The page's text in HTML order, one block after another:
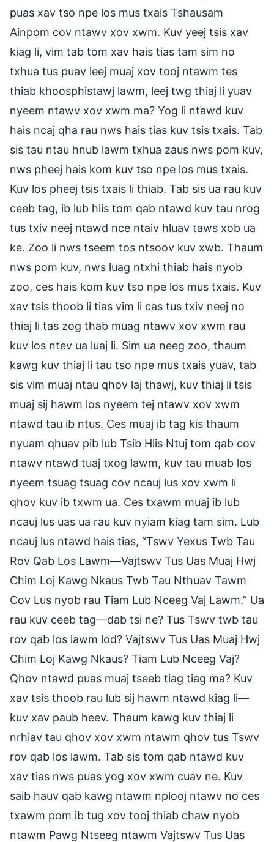
puas xav tso npe los mus txais Tshausam
Ainpom cov ntawv xov xwm. Kuv yeej tsis xav
kiag li, vim tab tom xav hais tias tam sim no
txhua tus puav leej muaj xov tooj ntawm tes
thiab khoosphistawj lawm, leej twg thiaj li yuav
nyeem ntawv xov xwm ma? Yog li ntawd kuv
hais ncaj qha rau nws hais tias kuv tsis txais. Tab
sis tau ntau hnub lawm txhua zaus nws pom kuv,
nws pheej hais kom kuv tso npe los mus txais.
Kuv los pheej tsis txais li thiab. Tab sis ua rau kuv
ceeb tag, ib lub hlis tom qab ntawd kuv tau nrog
tus txiv neej ntawd nce ntaiv hluav taws xob ua
ke. Zoo li nws tseem tos ntsoov kuv xwb. Thaum
nws pom kuv, nws luag ntxhi thiab hais nyob
zoo, ces hais kom kuv tso npe los mus txais. Kuv
xav tsis thoob li tias vim li cas tus txiv neej no
thiaj li tas zog thab muag ntawv xov xwm rau
kuv los ntev ua luaj li. Sim ua neeg zoo, thaum
kawg kuv thiaj li tau tso npe mus txais yuav, tab
sis vim muaj ntau qhov laj thawj, kuv thiaj li tsis
muaj sij hawm los nyeem tej ntawv xov xwm
ntawd tau ib ntus. Ces muaj ib tag kis thaum
nyuam qhuav pib lub Tsib Hlis Ntuj tom qab cov
ntawv ntawd tuaj txog lawm, kuv tau muab los
nyeem tsuag tsuag cov ncauj lus xov xwm li
qhov kuv ib txwm ua. Ces txawm muaj ib lub
ncauj lus uas ua rau kuv nyiam kiag tam sim. Lub
ncauj lus ntawd hais tias, “Tswv Yexus Twb Tau
Rov Qab Los Lawm—Vajtswv Tus Uas Muaj Hwj
Chim Loj Kawg Nkaus Twb Tau Nthuav Tawm
Cov Lus nyob rau Tiam Lub Nceeg Vaj Lawm.” Ua
rau kuv ceeb tag—dab tsi ne? Tus Tswv twb tau
rov qab los lawm lod? Vajtswv Tus Uas Muaj Hwj
Chim Loj Kawg Nkaus? Tiam Lub Nceeg Vaj?
Qhov ntawd puas muaj tseeb tiag tiag ma? Kuv
xav tsis thoob rau lub sij hawm ntawd kiag li—
kuv xav paub heev. Thaum kawg kuv thiaj li
nrhiav tau qhov xov xwm ntawm qhov tus Tswv
rov qab los lawm. Tab sis tom qab ntawd kuv
xav tias nws puas yog xov xwm cuav ne. Kuv
saib hauv qab kawg ntawm nplooj ntawv no ces
txawm pom ib tug xov tooj thiab chaw nyob
ntawm Pawg Ntseeg ntawm Vajtswv Tus Uas